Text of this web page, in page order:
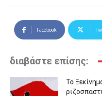
Facebook
διαβάστε επίσης:
Το